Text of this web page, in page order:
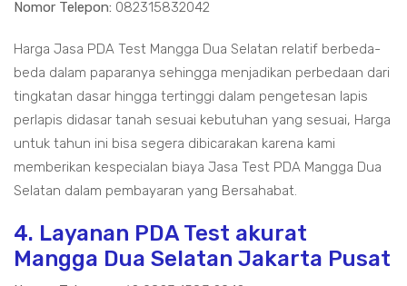
Nomor Telepon: 082315832042
Harga Jasa PDA Test Mangga Dua Selatan relatif berbeda-
beda dalam paparanya sehingga menjadikan perbedaan dari
tingkatan dasar hingga tertinggi dalam pengetesan lapis
perlapis didasar tanah sesuai kebutuhan yang sesuai, Harga
untuk tahun ini bisa segera dibicarakan karena kami
memberikan kespecialan biaya Jasa Test PDA Mangga Dua
Selatan dalam pembayaran yang Bersahabat.
4. Layanan PDA Test akurat
Mangga Dua Selatan Jakarta Pusat